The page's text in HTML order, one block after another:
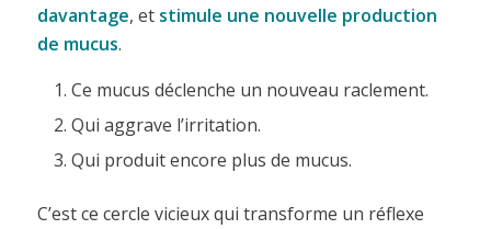
davantage, et stimule une nouvelle production
de mucus.
Ce mucus déclenche un nouveau raclement.
Qui aggrave l’irritation.
Qui produit encore plus de mucus.
C’est ce cercle vicieux qui transforme un réflexe